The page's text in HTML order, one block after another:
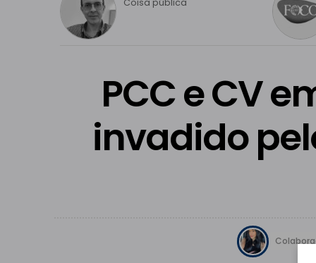
Coisa pública
PCC e CV
invadido